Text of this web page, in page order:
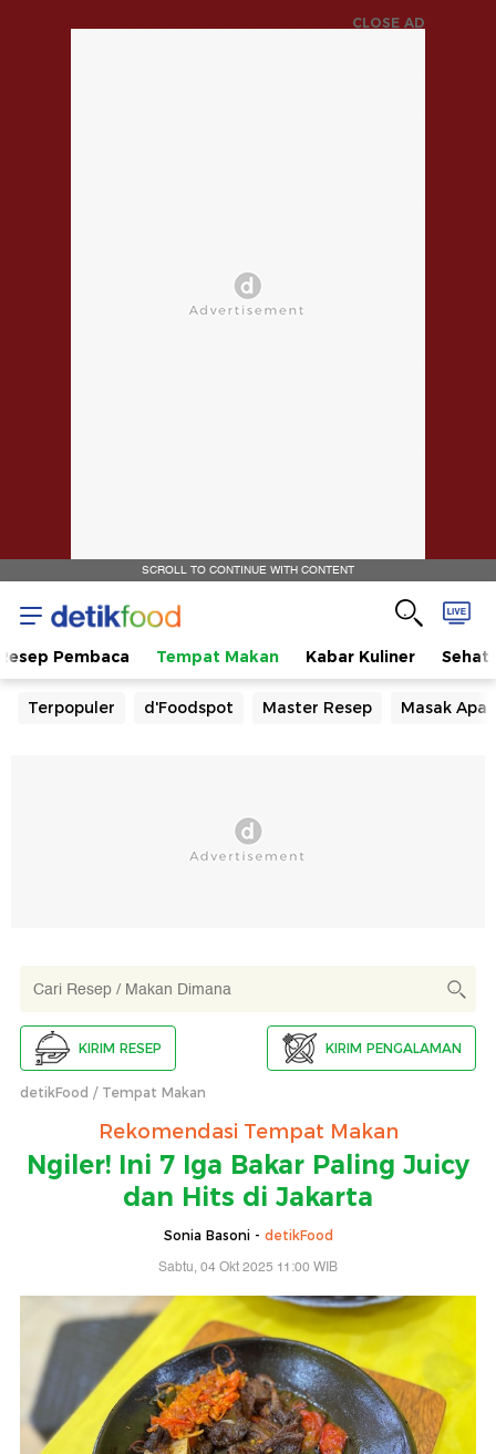
CLOSE AD
SCROLL TO CONTINUE WITH CONTENT
Pembaca Tempat Makan Kabar Kuliner Sehat
Terpopuler d'Foodspot Master Resep Masak Apa
KIRIM RESEP KIRIM PENGALAMAN
detikFood Tempat Makan
Rekomendasi Tempat Makan
Ngiler! Ini 7 Iga Bakar Paling Juicy
dan Hits di Jakarta
Sonia Basoni - detikFood
Sabtu, 04 Okt 2025 11:00 WIB